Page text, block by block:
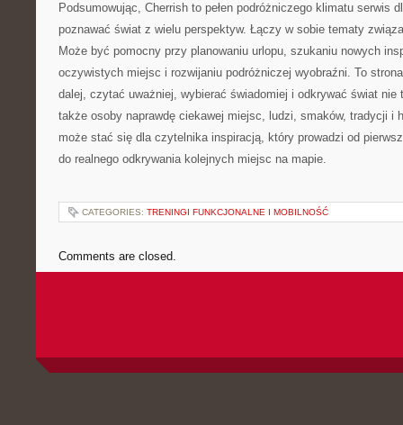
Podsumowując, Cherrish to pełen podróżniczego klimatu serwis
poznawać świat z wielu perspektyw. Łączy w sobie tematy
Może być pomocny przy planowaniu urlopu, szukaniu nowych
oczywistych miejsc i rozwijaniu podróżniczej wyobraźni. To
dalej, czytać uważniej, wybierać świadomiej i odkrywać świat
także osoby naprawdę ciekawej miejsc, ludzi, smaków, tradycji i
może stać się dla czytelnika inspiracją, który prowadzi od
do realnego odkrywania kolejnych miejsc na mapie.
CATEGORIES: TRENINGI FUNKCJONALNE I MOBILNOŚĆ
Comments are closed.